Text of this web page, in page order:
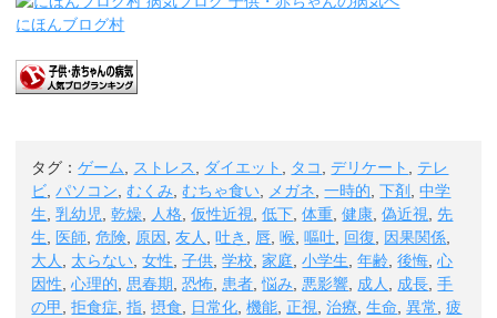
にほんブログ村
タグ：ゲーム, ストレス, ダイエット , タコ,デリケート , テレ
ビ,パソコン,むくみ,むちゃ食い, メガネ,一時的,下剤 ,中学
生,乳幼児,乾燥, 人格,仮性近視,低下,体重,健康,偽近視,先
生, 医師,危険, 原因,友人,吐き , 唇,喉,嘔吐, 回復, 因果関係,
大人, 太らない,女性,子供,学校,家庭,小学生,年齢,後悔,心
因性,心理的,思春期,恐怖, 患者,悩み,悪影響, 成人, 成長,手
の甲,拒食症,指,摂食, 日常化,機能,正視,治療,生命,異常,疲